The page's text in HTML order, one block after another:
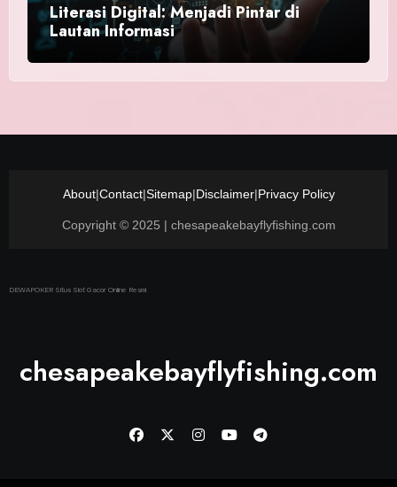
Literasi Digital: Menjadi Pintar di
Lautan Informasi
About|Contact|Sitemap|Disclaimer|Privacy Policy
Copyright © 2025 | chesapeakebayflyfishing.com
DEWAPOKER Situs Slot Gacor Online Resmi
chesapeakebayflyfishing.com